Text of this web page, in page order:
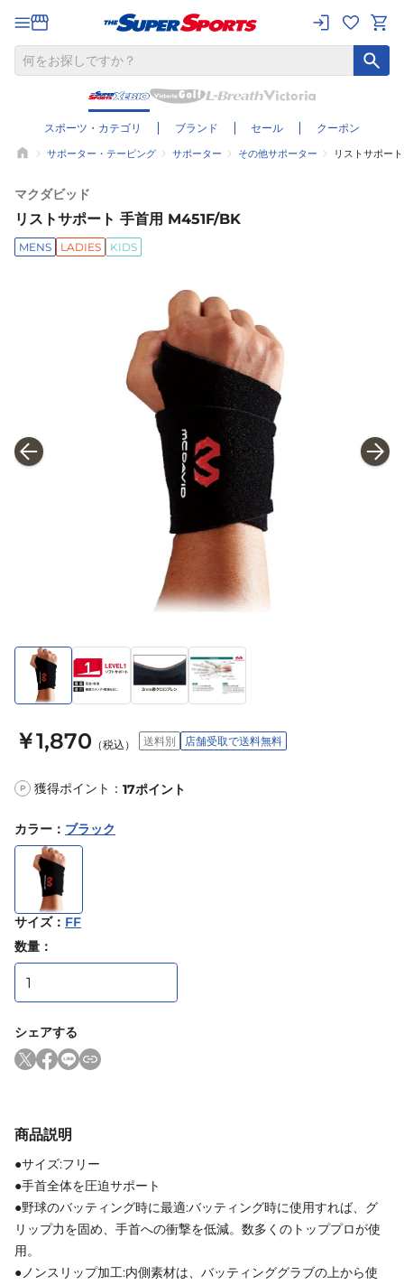
スポーツ・カテゴリ ブランド セール クーポン
サポーター・テーピング サポーター その他サポーター リストサポー
マクダビッド
リストサポート 手首用 M451F/BK
MENS LADIES KIDS
￥1,870 （税込） 送料別 店舗受取で送料無料
P 獲得ポイント： 17ポイント
カラー ： ブラック
サイズ： FF
数量：
シェアする
商品説明
●サイズ:フリー
●手首全体を圧迫サポート
●野球のバッティング時に最適:バッティング時に使用すれば、グ
リップ力を固め、手首への衝撃を低減。数多くのトッププロが使
用。
●ノンスリップ加工:内側素材は、バッティンググラブの上から使